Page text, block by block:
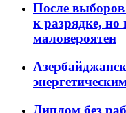
После
к разрядке, но
маловероятен
Диплом без